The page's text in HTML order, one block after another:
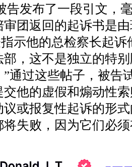
告发布了一段引文，
审团返回的起诉书是
示他的总检察长起诉
部，这不是独立的特
”通过这些帖子，被告
他的虚假和煽动性
或报复性起诉的形
失败，因为它们必